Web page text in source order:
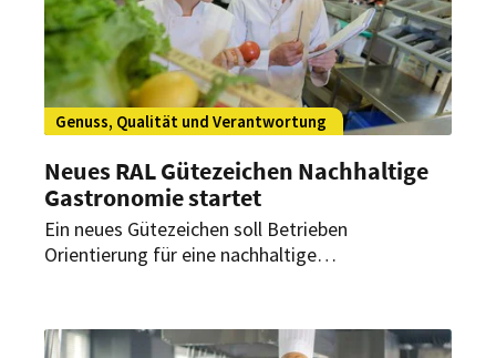
Genuss, Qualität und Verantwortung
Neues RAL Gütezeichen Nachhaltige
Gastronomie startet
Ein neues Gütezeichen soll Betrieben
Orientierung für eine nachhaltige
Wirtschaftlichkeit und sozialer Verantwortung.